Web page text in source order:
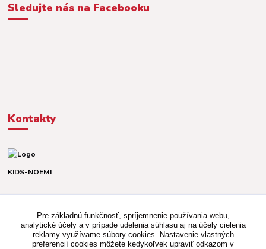
Sledujte nás na Facebooku
Kontakty
KIDS-NOEMI
(Po-Pia, 8-16 hod.)
kidsnoemi.shop@gmail.com
Pre základnú funkčnosť, spríjemnenie používania webu,
analytické účely a v prípade udelenia súhlasu aj na účely cielenia
reklamy využívame súbory cookies. Nastavenie vlastných
preferencií cookies môžete kedykoľvek upraviť odkazom v